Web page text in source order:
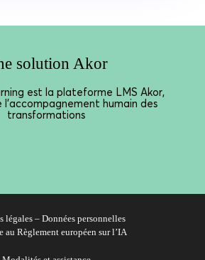
solution Akor
est la plateforme LMS Akor,
l’accompagnement humain des
transformations
légales – Données personnelles
au Règlement européen sur l’IA